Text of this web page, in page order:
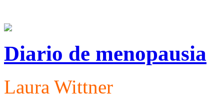
Diario de menopausia
Laura Wittner